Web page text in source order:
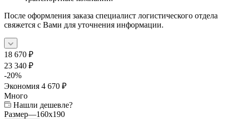
После оформления заказа специалист логистического отдела
свяжется с Вами для уточнения информации.
18 670 ₽
23 340 ₽
-20%
Экономия 4 670 ₽
Много
Нашли дешевле?
Размер—160x190